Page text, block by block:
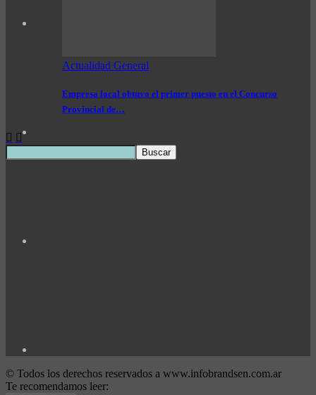
Actualidad General
Empresa local obtuvo el primer puesto en el Concurso
Provincial de…
© Todos los derechos reservados a www.infobrandsen.com.ar
Te recomendamos leer: